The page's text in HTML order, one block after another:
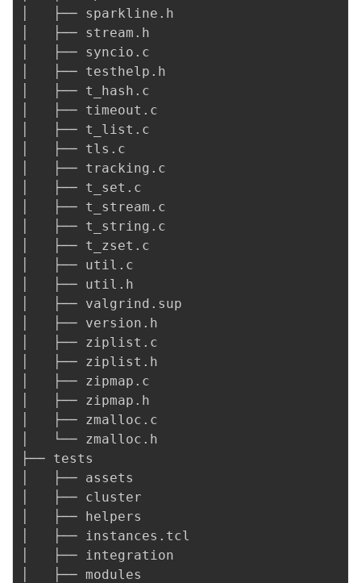
│   ├── sparkline.h
│   ├── stream.h
│   ├── syncio.c
│   ├── testhelp.h
│   ├── t_hash.c
│   ├── timeout.c
│   ├── t_list.c
│   ├── tls.c
│   ├── tracking.c
│   ├── t_set.c
│   ├── t_stream.c
│   ├── t_string.c
│   ├── t_zset.c
│   ├── util.c
│   ├── util.h
│   ├── valgrind.sup
│   ├── version.h
│   ├── ziplist.c
│   ├── ziplist.h
│   ├── zipmap.c
│   ├── zipmap.h
│   ├── zmalloc.c
│   └── zmalloc.h
├── tests
│   ├── assets
│   ├── cluster
│   ├── helpers
│   ├── instances.tcl
│   ├── integration
│   ├── modules